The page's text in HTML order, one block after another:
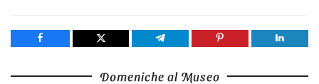
Domeniche al Museo